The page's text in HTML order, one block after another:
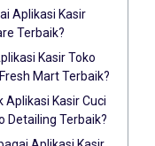
Aplikasi Kasir
Terbaik?
Kasir Toko
Mart Terbaik?
Kasir Cuci
Detailing Terbaik?